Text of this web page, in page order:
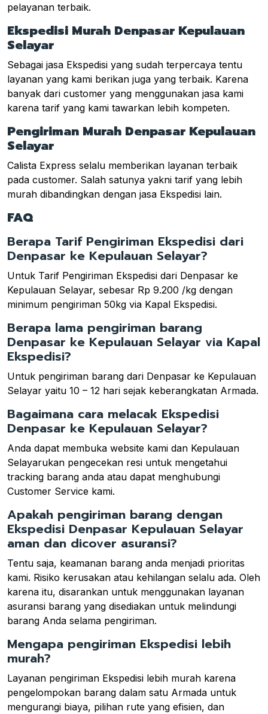
pelayanan terbaik.
Ekspedisi Murah Denpasar Kepulauan
Selayar
Sebagai jasa Ekspedisi yang sudah terpercaya tentu
layanan yang kami berikan juga yang terbaik. Karena
banyak dari customer yang menggunakan jasa kami
karena tarif yang kami tawarkan lebih kompeten.
Pengiriman Murah Denpasar Kepulauan
Selayar
Calista Express selalu memberikan layanan terbaik
pada customer. Salah satunya yakni tarif yang lebih
murah dibandingkan dengan jasa Ekspedisi lain.
FAQ
Berapa Tarif Pengiriman Ekspedisi dari
Denpasar ke Kepulauan Selayar?
Untuk Tarif Pengiriman Ekspedisi dari Denpasar ke
Kepulauan Selayar, sebesar Rp 9.200 /kg dengan
minimum pengiriman 50kg via Kapal Ekspedisi.
Berapa lama pengiriman barang
Denpasar ke Kepulauan Selayar via Kapal
Ekspedisi?
Untuk pengiriman barang dari Denpasar ke Kepulauan
Selayar yaitu 10 – 12 hari sejak keberangkatan Armada.
Bagaimana cara melacak Ekspedisi
Denpasar ke Kepulauan Selayar?
Anda dapat membuka website kami dan Kepulauan
Selayarukan pengecekan resi untuk mengetahui
tracking barang anda atau dapat menghubungi
Customer Service kami.
Apakah pengiriman barang dengan
Ekspedisi Denpasar Kepulauan Selayar
aman dan dicover asuransi?
Tentu saja, keamanan barang anda menjadi prioritas
kami. Risiko kerusakan atau kehilangan selalu ada. Oleh
karena itu, disarankan untuk menggunakan layanan
asuransi barang yang disediakan untuk melindungi
barang Anda selama pengiriman.
Mengapa pengiriman Ekspedisi lebih
murah?
Layanan pengiriman Ekspedisi lebih murah karena
pengelompokan barang dalam satu Armada untuk
mengurangi biaya, pilihan rute yang efisien, dan